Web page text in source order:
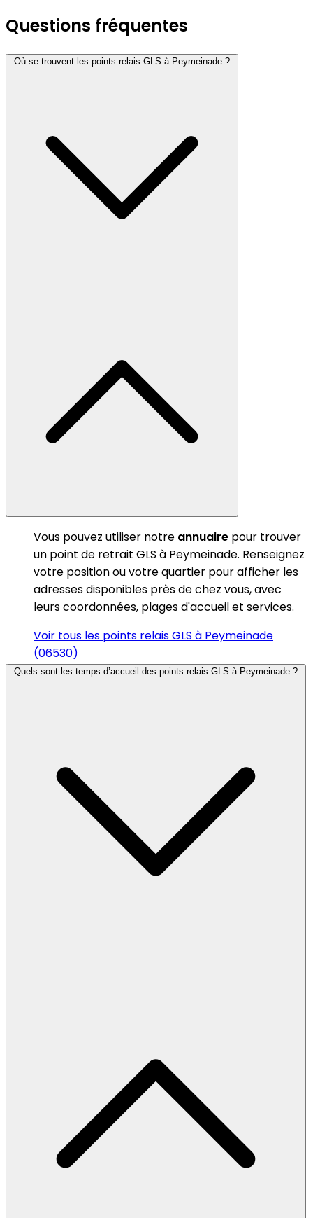
Questions fréquentes
Où se trouvent les points relais GLS à Peymeinade ?
Vous pouvez utiliser notre annuaire pour trouver
un point de retrait GLS à Peymeinade. Renseignez
votre position ou votre quartier pour afficher les
adresses disponibles près de chez vous, avec
leurs coordonnées, plages d'accueil et services.
Voir tous les points relais GLS à Peymeinade
(06530)
Quels sont les temps d’accueil des points relais GLS à Peymeinade ?